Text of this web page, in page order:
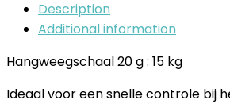
Description
Additional information
Hangweegschaal 20 g : 15 kg
Ideaal voor een snelle controle bij